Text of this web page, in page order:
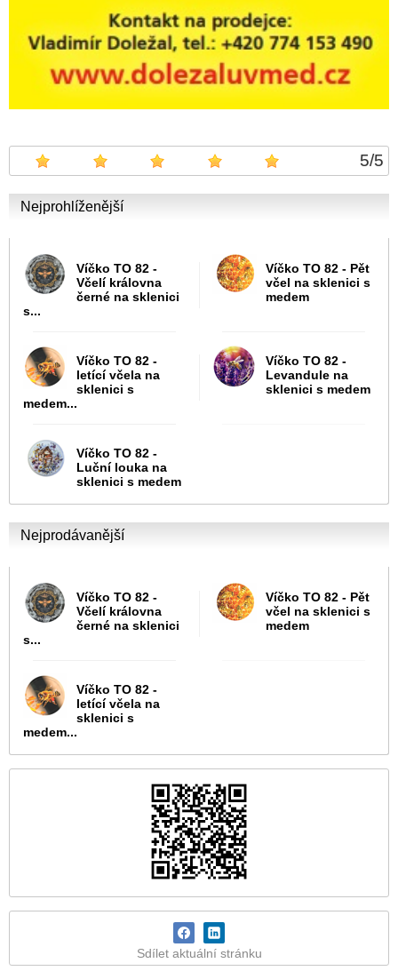
5/5
Nejprohlíženější
Víčko TO 82 -
Včelí královna
černé na sklenici
s...
Víčko TO 82 - Pět
včel na sklenici s
medem
Víčko TO 82 -
letící včela na
sklenici s
medem...
Víčko TO 82 -
Levandule na
sklenici s medem
Víčko TO 82 -
Luční louka na
sklenici s medem
Nejprodávanější
Víčko TO 82 -
Včelí královna
černé na sklenici
s...
Víčko TO 82 - Pět
včel na sklenici s
medem
Víčko TO 82 -
letící včela na
sklenici s
medem...
Sdílet aktuální stránku